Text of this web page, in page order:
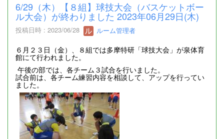
6/29（木）【８組】球技大会（バスケットボー
ル大会）が終わりました 2023年06月29日(木)
投稿日時 : 2023/06/28 ルーム管理者
６月２３日（金）、８組では多摩特研「球技大会」が泉体育
館にて行われました。
午後の部では、各チーム３試合を行いました。
試合前は、各チーム練習内容を相談して、アップを行ってい
ました。